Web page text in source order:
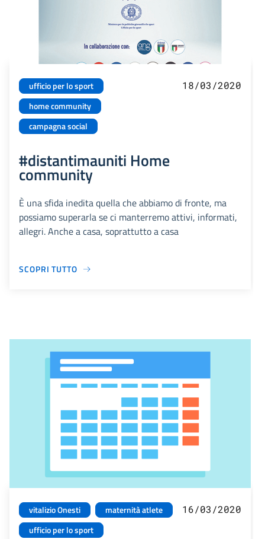
ufficio per lo sport
home community
campagna social
18/03/2020
#distantimauniti Home
community
È una sfida inedita quella che abbiamo di fronte, ma
possiamo superarla se ci manterremo attivi, informati,
allegri. Anche a casa, soprattutto a casa
SCOPRI TUTTO
vitalizio Onesti
maternità atlete
ufficio per lo sport
16/03/2020